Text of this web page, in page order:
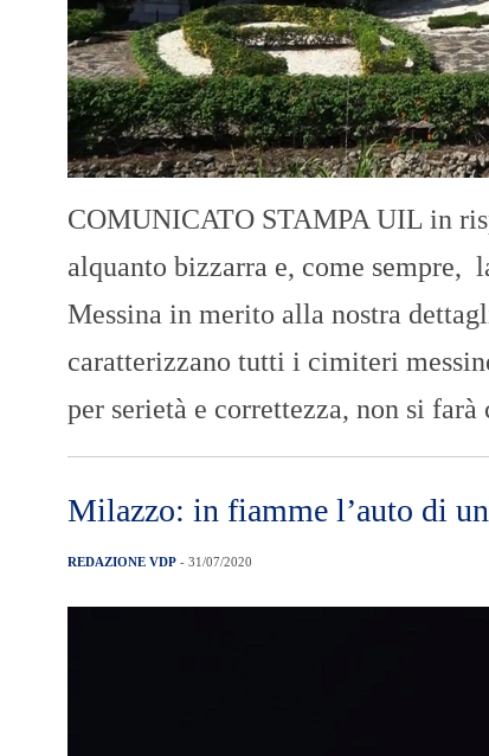
COMUNICATO STAMPA UIL in
alquanto bizzarra e, come sempre,
Messina in merito alla nostra
caratterizzano tutti i cimiteri
per serietà e correttezza, non si
Milazzo: in fiamme l’auto di
REDAZIONE VDP - 31/07/2020